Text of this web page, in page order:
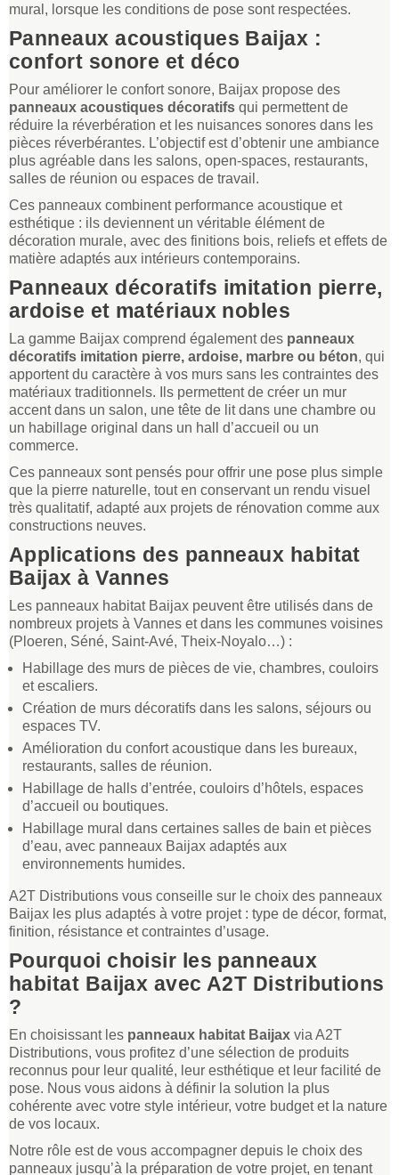
mural, lorsque les conditions de pose sont respectées.
Panneaux acoustiques Baijax :
confort sonore et déco
Pour améliorer le confort sonore, Baijax propose des
panneaux acoustiques décoratifs qui permettent de
réduire la réverbération et les nuisances sonores dans les
pièces réverbérantes. L’objectif est d’obtenir une ambiance
plus agréable dans les salons, open-spaces, restaurants,
salles de réunion ou espaces de travail.
Ces panneaux combinent performance acoustique et
esthétique : ils deviennent un véritable élément de
décoration murale, avec des finitions bois, reliefs et effets de
matière adaptés aux intérieurs contemporains.
Panneaux décoratifs imitation pierre,
ardoise et matériaux nobles
La gamme Baijax comprend également des panneaux
décoratifs imitation pierre, ardoise, marbre ou béton, qui
apportent du caractère à vos murs sans les contraintes des
matériaux traditionnels. Ils permettent de créer un mur
accent dans un salon, une tête de lit dans une chambre ou
un habillage original dans un hall d’accueil ou un
commerce.
Ces panneaux sont pensés pour offrir une pose plus simple
que la pierre naturelle, tout en conservant un rendu visuel
très qualitatif, adapté aux projets de rénovation comme aux
constructions neuves.
Applications des panneaux habitat
Baijax à Vannes
Les panneaux habitat Baijax peuvent être utilisés dans de
nombreux projets à Vannes et dans les communes voisines
(Ploeren, Séné, Saint-Avé, Theix-Noyalo…) :
Habillage des murs de pièces de vie, chambres, couloirs
et escaliers.
Création de murs décoratifs dans les salons, séjours ou
espaces TV.
Amélioration du confort acoustique dans les bureaux,
restaurants, salles de réunion.
Habillage de halls d’entrée, couloirs d’hôtels, espaces
d’accueil ou boutiques.
Habillage mural dans certaines salles de bain et pièces
d’eau, avec panneaux Baijax adaptés aux
environnements humides.
A2T Distributions vous conseille sur le choix des panneaux
Baijax les plus adaptés à votre projet : type de décor, format,
finition, résistance et contraintes d’usage.
Pourquoi choisir les panneaux
habitat Baijax avec A2T Distributions
?
En choisissant les panneaux habitat Baijax via A2T
Distributions, vous profitez d’une sélection de produits
reconnus pour leur qualité, leur esthétique et leur facilité de
pose. Nous vous aidons à définir la solution la plus
cohérente avec votre style intérieur, votre budget et la nature
de vos locaux.
Notre rôle est de vous accompagner depuis le choix des
panneaux jusqu’à la préparation de votre projet, en tenant